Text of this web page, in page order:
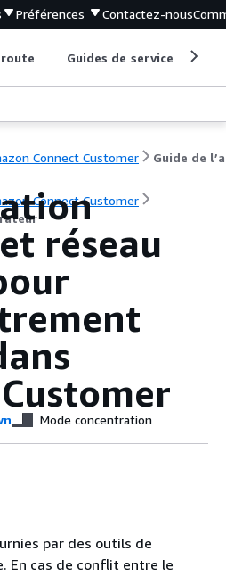
Préférences Contactez-nous
Guides de service
Connect Customer
Connect Customer
réseau
Mode concentration
par des outils de
En cas de conflit entre le